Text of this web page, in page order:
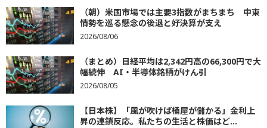
（朝）米国市場では主要3指数がまちまち 中東
情勢を巡る懸念の後退と好決算が支え
2026/08/06
（まとめ）日経平均は2,342円高の66,300円で大
幅続伸 AI・半導体銘柄がけん引
2026/08/05
【日本株】「風が吹けば桶屋が儲かる」金利上
昇の連鎖反応。私たちの生活と株価はど...